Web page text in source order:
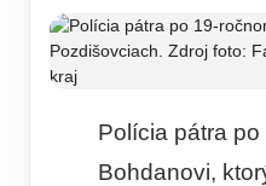
Polícia pátra
Bohdanovi,